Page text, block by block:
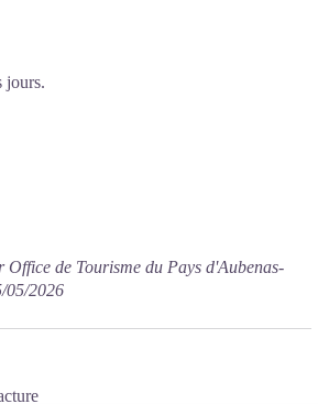
jours.
de Tourisme du Pays d'Aubenas-
05/2026